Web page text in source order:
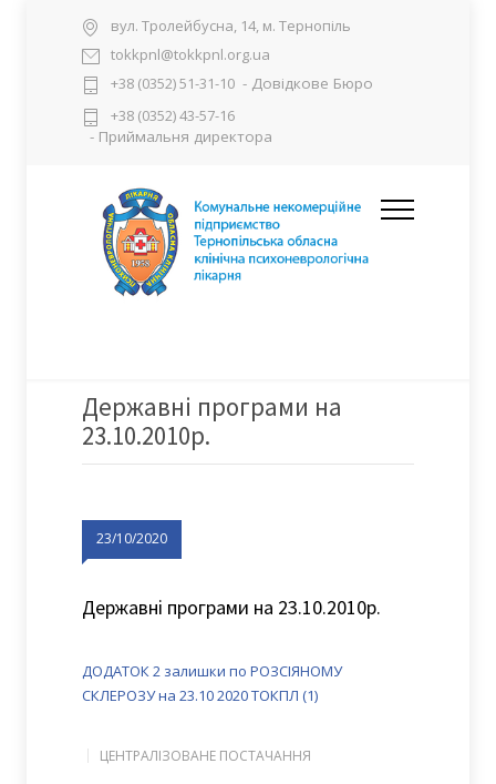
вул. Тролейбусна, 14, м. Тернопіль
tokkpnl@tokkpnl.org.ua
+38 (0352) 51-31-10 - Довідкове Бюро
+38 (0352) 43-57-16
- Приймальня директора
Державні програми на
23.10.2010р.
23/10/2020
Державні програми на 23.10.2010р.
ДОДАТОК 2 залишки по РОЗСІЯНОМУ
СКЛЕРОЗУ на 23.10 2020 ТОКПЛ (1)
ЦЕНТРАЛІЗОВАНЕ ПОСТАЧАННЯ